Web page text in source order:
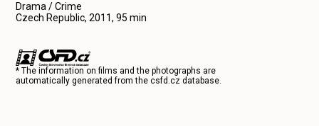
Drama / Crime
Czech Republic, 2011, 95 min
* The information on films and the photographs are
automatically generated from thecsfd.cz database.